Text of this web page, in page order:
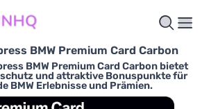
BMW Premium Card Carbon
BMW Premium Card Carbon bietet
und attraktive Bonuspunkte für
BMW Erlebnisse und Prämien.